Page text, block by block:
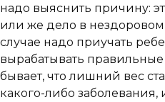
надо выяснить причину:
или же дело в
случае надо приучать
вырабатывать
бывает, что лишний вес
какого-либо заболевания,